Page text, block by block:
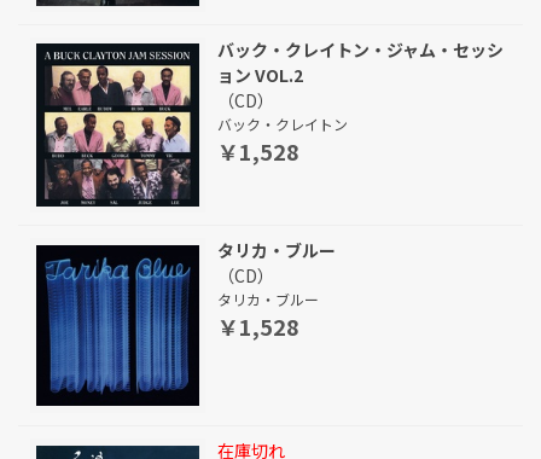
バック・クレイトン・ジャム・セッシ
ョン VOL.2
（CD）
バック・クレイトン
￥1,528
タリカ・ブルー
（CD）
タリカ・ブルー
￥1,528
在庫切れ